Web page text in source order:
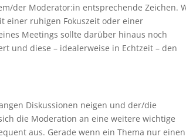
der Moderator:in entsprechende Zeichen.
einer ruhigen Fokuszeit oder einer
Meetings sollte darüber hinaus noch
und diese – idealerweise in Echtzeit – den
Diskussionen neigen und der/die
die Moderation an eine weitere wichtige
aus. Gerade wenn ein Thema nur einen